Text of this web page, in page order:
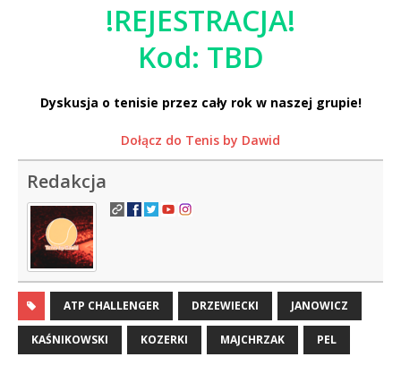
!REJESTRACJA!
Kod: TBD
Dyskusja o tenisie przez cały rok w naszej grupie!
Dołącz do Tenis by Dawid
Redakcja
ATP CHALLENGER DRZEWIECKI JANOWICZ
KAŚNIKOWSKI KOZERKI MAJCHRZAK PEL